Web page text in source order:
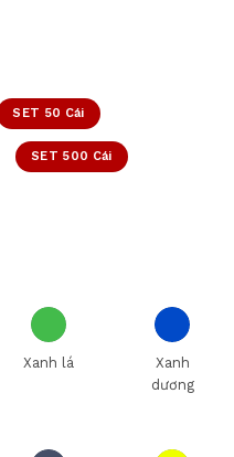
SET 50 Cái
SET 500 Cái
Xanh lá
Xanh
dương